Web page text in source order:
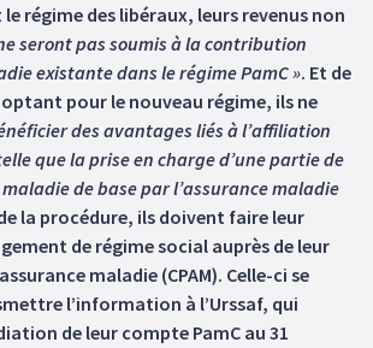
régime des libéraux, leurs revenus non
serontpas soumis à la contribution
existante dans le régime PamC ». Et de
optant pour le nouveau régime, ils ne
des avantages liés à l’affiliation
que la prise en charge d’une partie de
de base par l’assurance maladie
la procédure, ils doivent faire leur
de régime social auprès de leur
maladie (CPAM). Celle-ci se
l’information à l’Urssaf, qui
de leur compte PamC au 31